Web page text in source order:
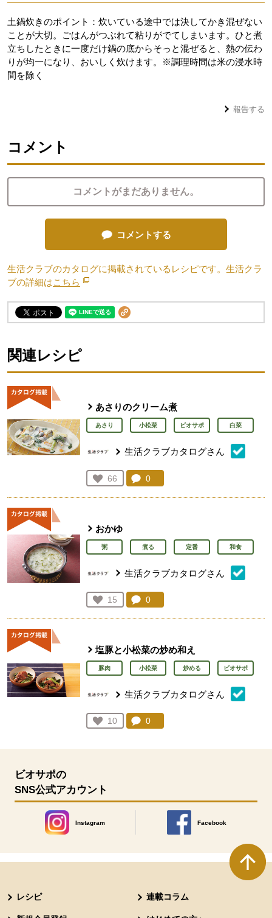
土鍋炊きのポイント：炊いている途中では決してかき混ぜない
ことが大切。ごはんがつぶれて粘りがでてしまいます。ひと煮
立ちしたときに一度だけ鍋の底からそっと混ぜると、熱の伝わ
りが均一になり、おいしく炊けます。※調理時間は米の浸水時
間を除く
報告する
コメント
コメントがまだありません。
コメントする
生活クラブのカタログに掲載されているレシピです。生活クラ
ブの詳細はこちら 別のウィンドウで開きます。
関連レシピ
あさりのクリーム煮
あさり 小松菜 ビオサポ 白菜
生活クラブカタログさん
お気に入り登録：
66
人が登録
コメント：
0
おかゆ
粥 煮る 定番 和食
生活クラブカタログさん
お気に入り登録：
15
人が登録
コメント：
0
塩豚と小松菜の炒め和え
豚肉 小松菜 炒める ビオサポ
生活クラブカタログさん
お気に入り登録：
10
人が登録
コメント：
0
ビオサポの
SNS公式アカウント
Instagram
別のウィンドウで開きます。
Facebook
別のウィンドウで開きます
レシピ 連載コラム